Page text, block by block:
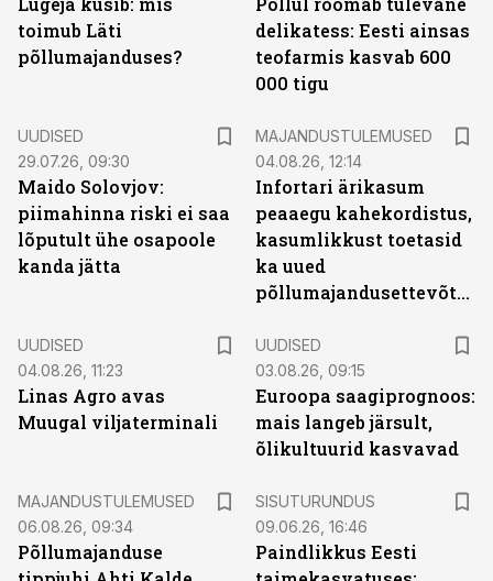
toimub Läti
põllumajanduses?
delikatess: Eesti ainsas
teofarmis kasvab 600
000 tigu
UUDISED
29.07.26, 09:30
Maido Solovjov:
piimahinna riski ei saa
lõputult ühe osapoole
kanda jätta
MAJANDUSTULEMUSED
04.08.26, 12:14
Infortari ärikasum
peaaegu kahekordistus,
kasumlikkust toetasid
ka uued
põllumajandusettevõtted
UUDISED
04.08.26, 11:23
Linas Agro avas
Muugal viljaterminali
UUDISED
03.08.26, 09:15
Euroopa saagiprognoos:
mais langeb järsult,
õlikultuurid kasvavad
MAJANDUSTULEMUSED
06.08.26, 09:34
Põllumajanduse
SISUTURUNDUS
09.06.26, 16:46
Paindlikkus Eesti